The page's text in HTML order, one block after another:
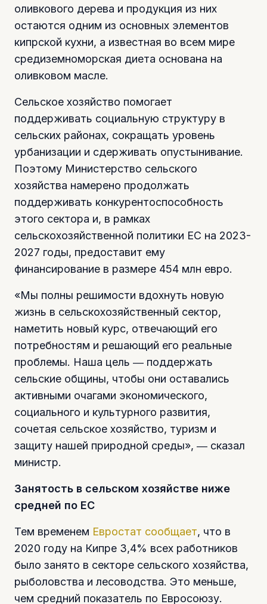
оливкового дерева и продукция из них
остаются одним из основных элементов
кипрской кухни, а известная во всем мире
средиземноморская диета основана на
оливковом масле.
Сельское хозяйство помогает
поддерживать социальную структуру в
сельских районах, сокращать уровень
урбанизации и сдерживать опустынивание.
Поэтому Министерство сельского
хозяйства намерено продолжать
поддерживать конкурентоспособность
этого сектора и, в рамках
сельскохозяйственной политики ЕС на 2023-
2027 годы, предоставит ему
финансирование в размере 454 млн евро.
«Мы полны решимости вдохнуть новую
жизнь в сельскохозяйственный сектор,
наметить новый курс, отвечающий его
потребностям и решающий его реальные
проблемы. Наша цель ― поддержать
сельские общины, чтобы они оставались
активными очагами экономического,
социального и культурного развития,
сочетая сельское хозяйство, туризм и
защиту нашей природной среды», ― сказал
министр.
Занятость в сельском хозяйстве ниже
средней по ЕС
Тем временем Евростат сообщает, что в
2020 году на Кипре 3,4% всех работников
было занято в секторе сельского хозяйства,
рыболовства и лесоводства. Это меньше,
чем средний показатель по Евросоюзу.